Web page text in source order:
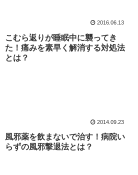
2016.06.13
こむら返りが睡眠中に襲ってき
た！痛みを素早く解消する対処法
とは？
2014.09.23
風邪薬を飲まないで治す！病院い
らずの風邪撃退法とは？